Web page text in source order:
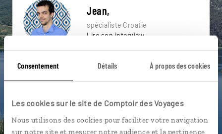
Consentement Détails À propos des cookies
Les cookies sur le site de Comptoir des Voyages
Nous utilisons des cookies pour faciliter votre navigation
sur notre site et mesurer notre audience et la pertinence
Jean,
spécialiste Croatie
Lire son interview
spécialistes
près de vos envies et de la réalité du pays.
Échangez en face à face ou depuis nos studios
connectés en agence, mais aussi par email ou